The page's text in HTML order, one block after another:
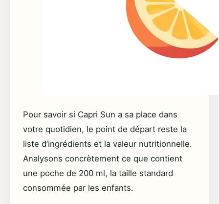
Pour savoir si Capri Sun a sa place dans
votre quotidien, le point de départ reste la
liste d’ingrédients et la valeur nutritionnelle.
Analysons concrètement ce que contient
une poche de 200 ml, la taille standard
consommée par les enfants.